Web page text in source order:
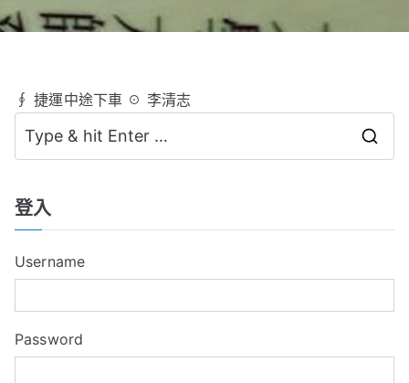
∮ 捷運中途下車 ☉ 李清志
h
r
登入
Username
Password